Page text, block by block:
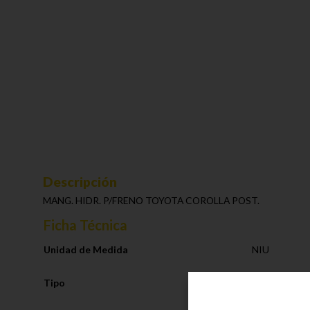
Descripción
MANG. HIDR. P/FRENO TOYOTA COROLLA POST.
Ficha Técnica
Unidad de Medida NIU
Tipo